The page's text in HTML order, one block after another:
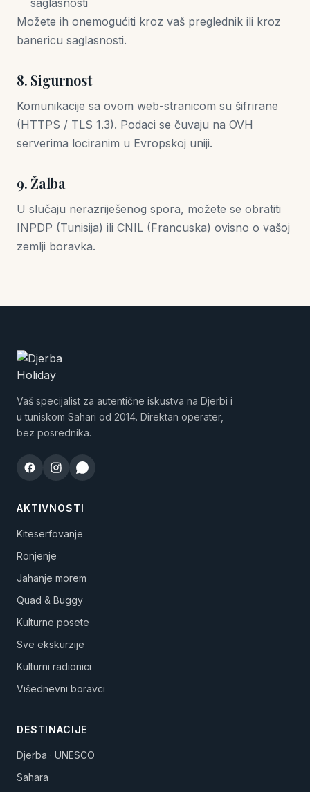
saglasnosti
Možete ih onemogućiti kroz vaš preglednik ili kroz
banericu saglasnosti.
8. Sigurnost
Komunikacije sa ovom web-stranicom su šifrirane
(HTTPS / TLS 1.3). Podaci se čuvaju na OVH
serverima lociranim u Evropskoj uniji.
9. Žalba
U slučaju nerazriješenog spora, možete se obratiti
INPDP (Tunisija) ili CNIL (Francuska) ovisno o vašoj
zemlji boravka.
Vaš specijalist za autentične iskustva na Djerbi i
u tuniskom Sahari od 2014. Direktan operater,
bez posrednika.
AKTIVNOSTI
Kiteserfovanje
Ronjenje
Jahanje morem
Quad & Buggy
Kulturne posete
Sve ekskurzije
Kulturni radionici
Višednevni boravci
DESTINACIJE
Djerba · UNESCO
Sahara